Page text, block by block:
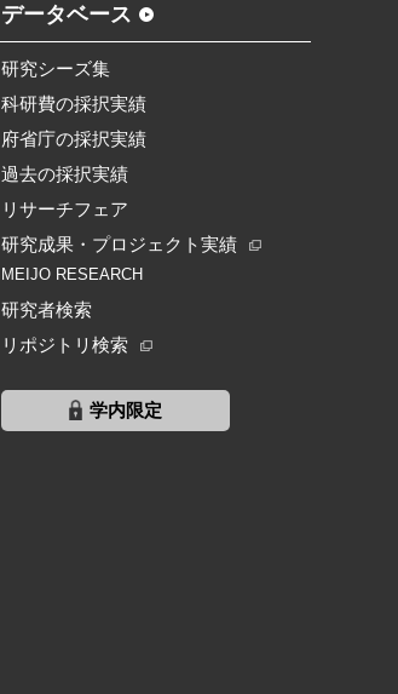
データベース
研究シーズ集
科研費の採択実績
府省庁の採択実績
過去の採択実績
リサーチフェア
研究成果・プロジェクト実績
MEIJO RESEARCH
研究者検索
リポジトリ検索
学内限定